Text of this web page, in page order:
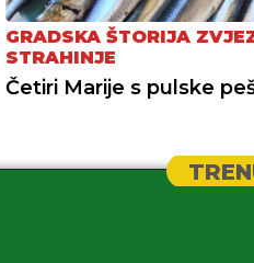
GRADSKA ŠTORIJA
STRAHINJE
Četiri Marije s pulske